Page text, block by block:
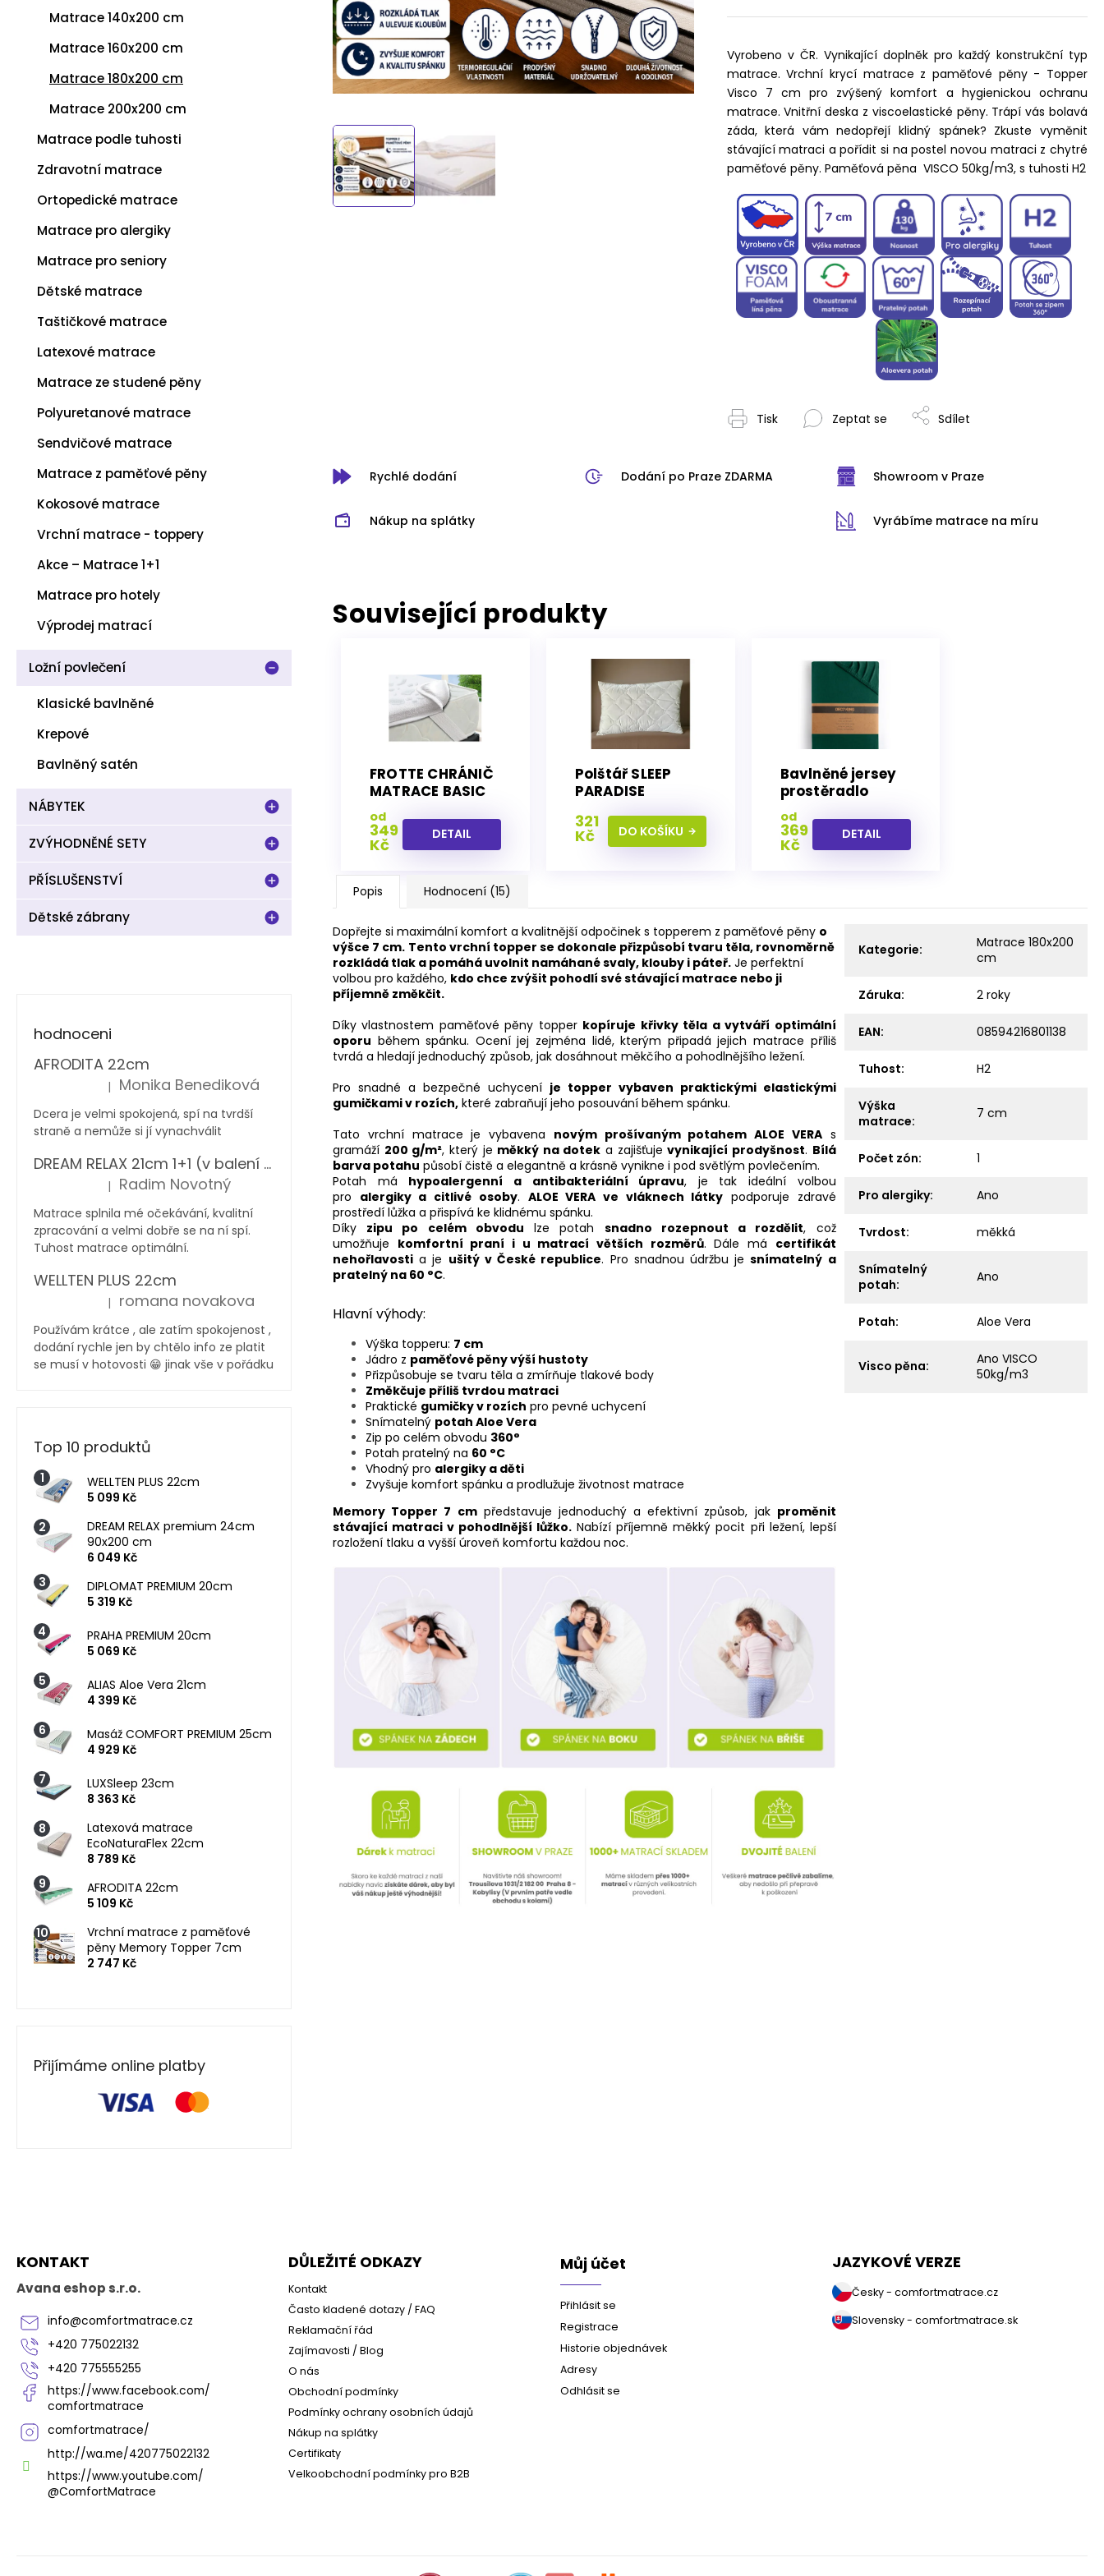
Matrace 140x200 cm
Matrace 160x200 cm
Matrace 180x200 cm
Matrace 200x200 cm
Matrace podle tuhosti
Zdravotní matrace
Ortopedické matrace
Matrace pro alergiky
Matrace pro seniory
Dětské matrace
Taštičkové matrace
Latexové matrace
Matrace ze studené pěny
Polyuretanové matrace
Sendvičové matrace
Matrace z paměťové pěny
Kokosové matrace
Vrchní matrace - toppery
Akce – Matrace 1+1
Matrace pro hotely
Výprodej matrací
Ložní povlečení
Klasické bavlněné
Krepové
Bavlněný satén
NÁBYTEK
ZVÝHODNĚNÉ SETY
PŘÍSLUŠENSTVÍ
Dětské zábrany
hodnoceni
AFRODITA 22cm
Hodnocení produktu je 5 z 5 hvězdiček.
| Monika Benediková
Dcera je velmi spokojená, spí na tvrdší
straně a nemůže si jí vynachválit
DREAM RELAX 21cm 1+1 (v balení 2 ks)
Hodnocení produktu je 5 z 5 hvězdiček.
| Radim Novotný
Matrace splnila mé očekávání, kvalitní
zpracování a velmi dobře se na ní spí.
Tuhost matrace optimální.
WELLTEN PLUS 22cm
Hodnocení produktu je 5 z 5 hvězdiček.
| romana novakova
Používám krátce , ale zatím spokojenost ,
dodání rychle jen by chtělo info ze platit
se musí v hotovosti 😁 jinak vše v pořádku
Top 10 produktů
WELLTEN PLUS 22cm
5 099 Kč
DREAM RELAX premium 24cm
90x200 cm
6 049 Kč
DIPLOMAT PREMIUM 20cm
5 319 Kč
PRAHA PREMIUM 20cm
5 069 Kč
ALIAS Aloe Vera 21cm
4 399 Kč
Masáž COMFORT PREMIUM 25cm
4 929 Kč
LUXSleep 23cm
8 363 Kč
Latexová matrace
EcoNaturaFlex 22cm
8 789 Kč
AFRODITA 22cm
5 109 Kč
Vrchní matrace z paměťové
pěny Memory Topper 7cm
2 747 Kč
Přijímáme online platby
Vyrobeno v ČR. Vynikající doplněk pro každý konstrukční typ
matrace.Vrchní krycí matrace z paměťové pěny - Topper
Visco 7 cm pro zvýšený komfort a hygienickou ochranu
matrace. Vnitřní deska z viscoelastické pěny. Trápí vás bolavá
záda, která vám nedopřejí klidný spánek? Zkuste vyměnit
stávající matraci a pořídit si na postel novou matraci z chytré
paměťové pěny. Paměťová pěna VISCO 50kg/m3, s tuhosti H2
Tisk Zeptat se Sdílet
Rychlé dodání Dodání po Praze ZDARMA Showroom v Praze
Nákup na splátky Vyrábíme matrace na míru
Související produkty
FROTTE CHRÁNIČ
MATRACE BASIC
od
349
Kč
DETAIL
Polštář SLEEP
PARADISE
321
Kč DO KOŠÍKU
Bavlněné jersey
prostěradlo
Amber zelené
Deco king
od
369
Kč
DETAIL
Popis Hodnocení (15)
Dopřejte si maximální komfort a kvalitnější odpočinek s topperem z paměťové pěny o
výšce 7 cm. Tento vrchní topper se dokonale přizpůsobí tvaru těla, rovnoměrně
rozkládá tlak a pomáhá uvolnit namáhané svaly, klouby i páteř. Je perfektní
volbou pro každého, kdo chce zvýšit pohodlí své stávající matrace nebo ji
příjemně změkčit.
Díky vlastnostem paměťové pěny topper kopíruje křivky těla a vytváří optimální
oporu během spánku. Ocení jej zejména lidé, kterým připadá jejich matrace příliš
tvrdá a hledají jednoduchý způsob, jak dosáhnout měkčího a pohodlnějšího ležení.
Pro snadné a bezpečné uchycení je topper vybaven praktickými elastickými
gumičkami v rozích, které zabraňují jeho posouvání během spánku.
Tato vrchní matrace je vybavena novým prošívaným potahem ALOE VERAs
gramáží 200 g/m², který je měkký na dotek a zajišťujevynikající prodyšnost. Bílá
barva potahu působí čistě a elegantně a krásně vynikne i pod světlým povlečením.
Potah má hypoalergenní a antibakteriální úpravu, je tak ideální volbou
pro alergiky a citlivé osoby. ALOE VERA ve vláknech látky podporuje zdravé
prostředí lůžka a přispívá ke klidnému spánku.
Díky zipu po celém obvodu lze potah snadno rozepnout a rozdělit, což
umožňuje komfortní praní i u matrací větších rozměrů. Dále má certifikát
nehořlavosti a je ušitý v České republice. Pro snadnou údržbu jesnímatelný a
pratelný na 60 °C.
Hlavní výhody:
Výška topperu: 7 cm
Jádro z paměťové pěny výší hustoty
Přizpůsobuje se tvaru těla a zmírňuje tlakové body
Změkčuje příliš tvrdou matraci
Praktické gumičky v rozích pro pevné uchycení
Snímatelný potah Aloe Vera
Zip po celém obvodu 360°
Potah pratelný na 60 °C
Vhodný pro alergiky a děti
Zvyšuje komfort spánku a prodlužuje životnost matrace
Memory Topper 7 cmpředstavuje jednoduchý a efektivní způsob, jak proměnit
stávající matraci v pohodlnější lůžko. Nabízí příjemně měkký pocit při ležení, lepší
rozložení tlaku a vyšší úroveň komfortu každou noc.
Kategorie:
Matrace 180x200
cm
Záruka: 2 roky
EAN: 08594216801138
Tuhost: H2
Výška
matrace: 7 cm
Počet zón: 1
Pro alergiky: Ano
Tvrdost: měkká
Snímatelný
potah: Ano
Potah: Aloe Vera
Visco pěna:
Ano VISCO
50kg/m3
KONTAKT
Avana eshop s.r.o.
info@comfortmatrace.cz
+420 775022132
+420 775555255
https://www.facebook.com/
comfortmatrace
comfortmatrace/
http://wa.me/420775022132
https://www.youtube.com/
@ComfortMatrace
DŮLEŽITÉ ODKAZY
Kontakt
Často kladené dotazy / FAQ
Reklamační řád
Zajímavosti / Blog
O nás
Obchodní podmínky
Podmínky ochrany osobních údajů
Nákup na splátky
Certifikaty
Velkoobchodní podmínky pro B2B
Můj účet
Přihlásit se
Registrace
Historie objednávek
Adresy
Odhlásit se
JAZYKOVÉ VERZE
Česky - comfortmatrace.cz
Slovensky - comfortmatrace.sk